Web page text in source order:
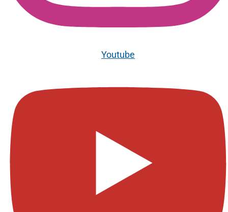
Youtube